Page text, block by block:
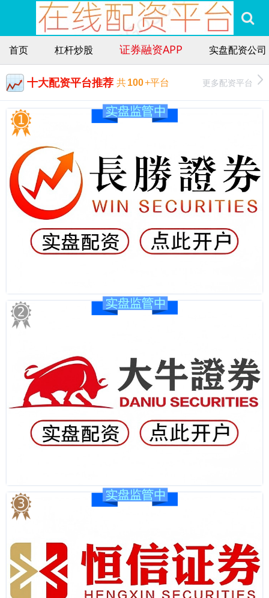
首页 杠杆炒股 证券融资APP 实盘配资公司
十大配资平台推荐 共100+平台 更多配资平台